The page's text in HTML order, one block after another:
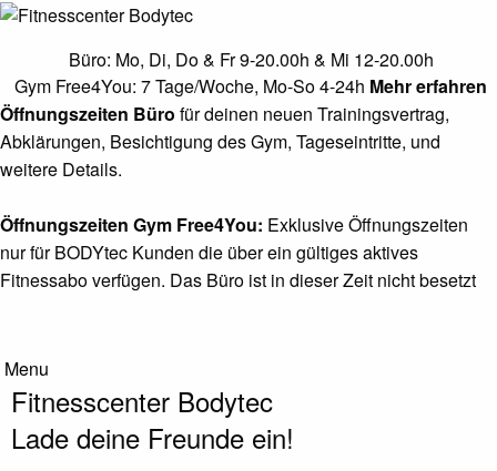
Büro: Mo, Di, Do & Fr 9-20.00h & Mi 12-20.00h
Gym Free4You: 7 Tage/Woche, Mo-So 4-24h Mehr erfahren
Öffnungszeiten Büro für deinen neuen Trainingsvertrag,
Abklärungen, Besichtigung des Gym, Tageseintritte, und
weitere Details.
Öffnungszeiten Gym Free4You: Exklusive Öffnungszeiten
nur für BODYtec Kunden die über ein gültiges aktives
Fitnessabo verfügen. Das Büro ist in dieser Zeit nicht besetzt
Menu
Cardio Zone
Muscle Gym
Pure Strength Area
Functional & Calisthenics
Circuit Area
Solarium
Infos
Kontakt
Neukunde werden
Fitnesscenter Bodytec
Lade deine Freunde ein!